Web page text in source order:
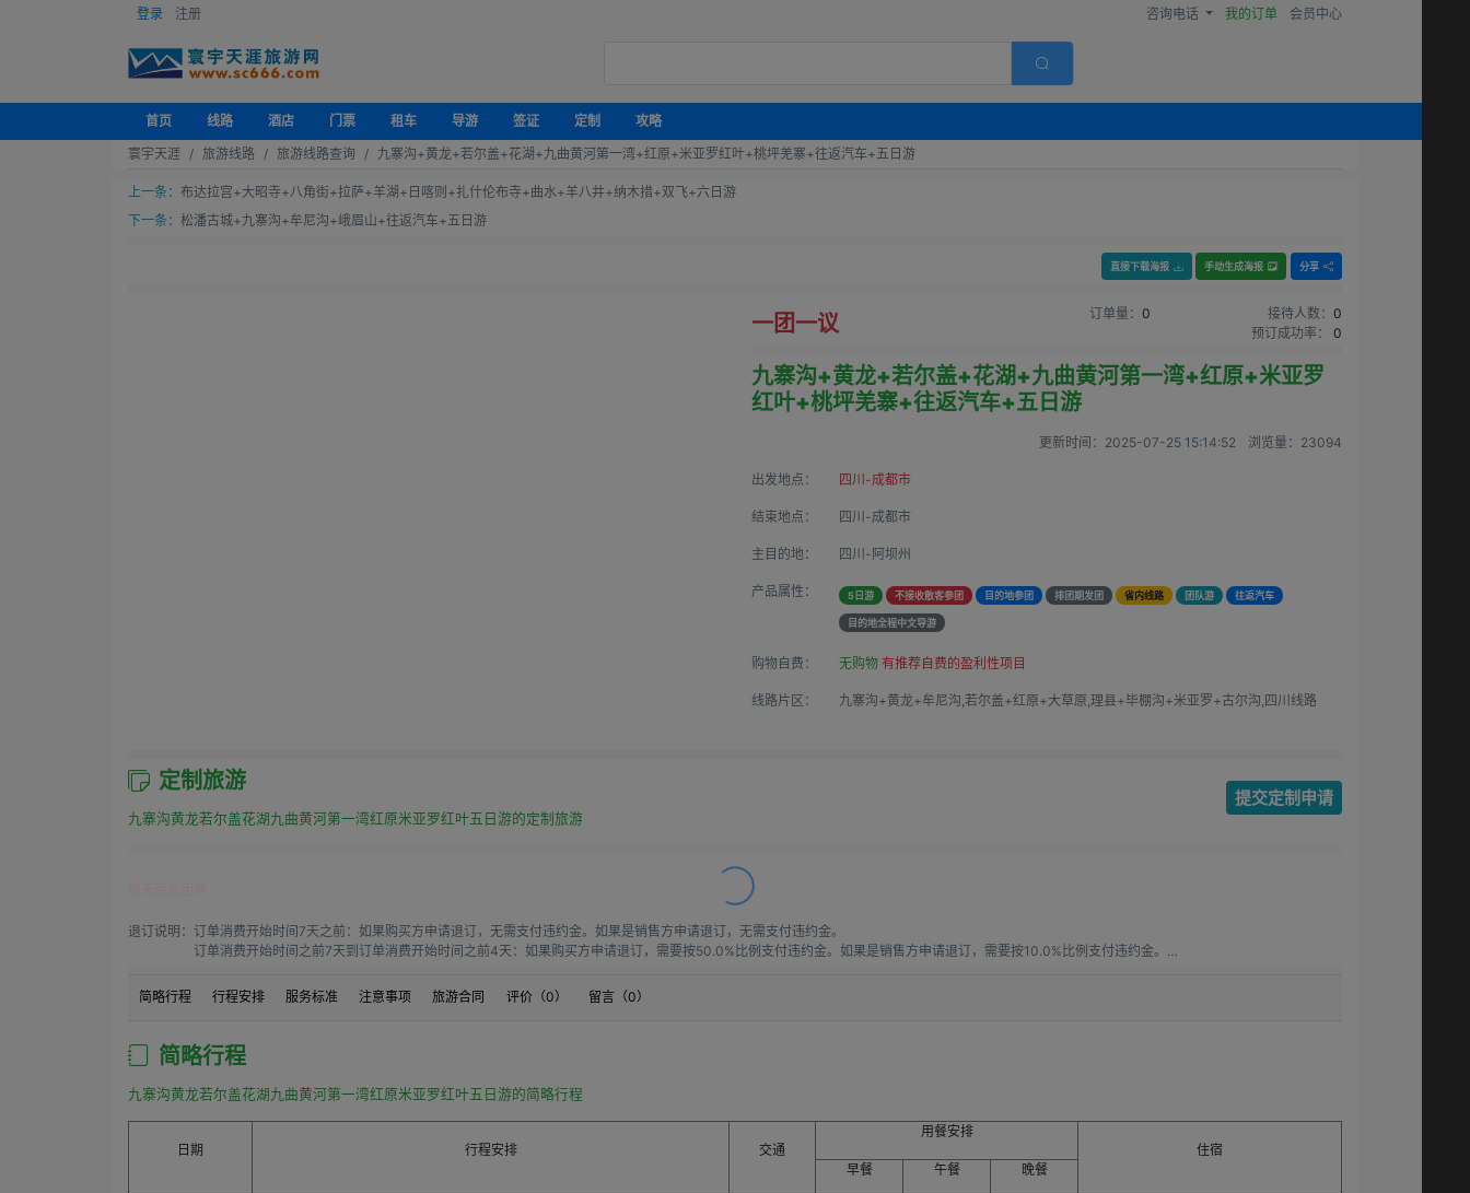
登录 注册 咨询电话 我的订单 会员中心
首页 线路 酒店 门票 租车 导游 签证 定制
攻略
寰宇天涯
旅游线路 旅游线路查询 九寨沟+黄龙+若尔盖+花湖+九曲黄河第一湾+红原+米亚罗红叶+桃坪羌寨+往返汽车+五日游
上一条： 布达拉宫+大昭寺+八角街+拉萨+羊湖+日喀则+扎什伦布寺+曲水+羊八井+纳木措+双飞+六日游
下一条： 松潘古城+九寨沟+牟尼沟+峨眉山+往返汽车+五日游
直接下载海报 手动生成海报 分享
一团一议 订单量： 0 接待人数： 0
预订成功率：
0
九寨沟+黄龙+若尔盖+花湖+九曲黄河第一湾+红原+米亚罗
红叶+桃坪羌寨+往返汽车+五日游
更新时间： 2025-07-25 15:14:52 浏览量： 23094
出发地点： 四川-成都市
结束地点： 四川-成都市
主目的地： 四川-阿坝州
产品属性： 5日游 不接收散客参团 目的地参团 排团期发团 省内线路 团队游 往返汽车
目的地全程中文导游
购物自费： 无购物 有推荐自费的盈利性项目
线路片区： 九寨沟+黄龙+牟尼沟,若尔盖+红原+大草原,理县+毕棚沟+米亚罗+古尔沟,四川线路
定制旅游
九寨沟黄龙若尔盖花湖九曲黄河第一湾红原米亚罗红叶五日游的定制旅游
提交定制申请
退订说明： 订单消费开始时间7天之前：如果购买方申请退订，无需支付违约金。如果是销售方申请退订，无需支付违约金。
订单消费开始时间之前7天到订单消费开始时间之前4天：如果购买方申请退订，需要按50.0%比例支付违约金。如果是销售方申请退订，需要按10.0%比例支付违约金。
订单消费开始时间之前1天到订单消费开始时间：如果购买方申请退订，需要按80.0%比例支付违约金。如果是销售方申请退订，需要按20.0%比例支付违约金。
简略行程 行程安排 服务标准 注意事项 旅游合同 评价（0） 留言（0）
简略行程
九寨沟黄龙若尔盖花湖九曲黄河第一湾红原米亚罗红叶五日游的简略行程
日期 行程安排 交通
用餐安排
住宿
早餐
午餐 晚餐